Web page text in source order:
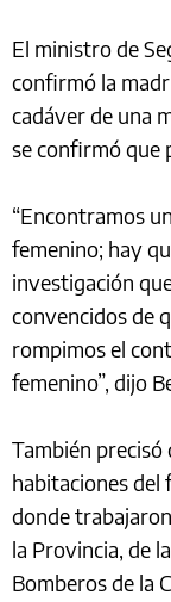
El ministro de
confirmó la
cadáver de una
se confirmó que
“Encontramos
femenino; hay
investigación
convencidos de
rompimos el
femenino”, dijo
También precisó
habitaciones del
donde
la Provincia, de
Bomberos de la